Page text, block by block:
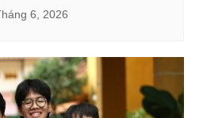
6, 2026